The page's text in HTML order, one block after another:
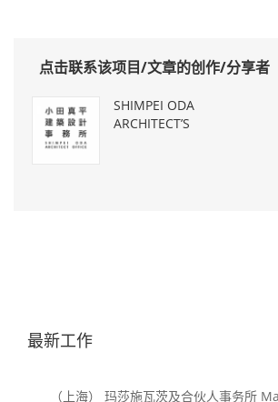
点击联系该项目/文章的创作/分享者
SHIMPEI ODA
ARCHITECT’S
最新工作
（上海） 玛莎施瓦茨及合伙人事务所